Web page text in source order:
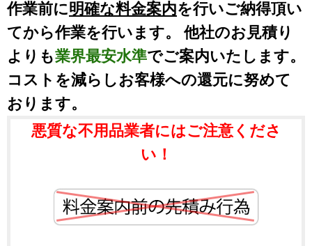
作業前に明確な料金案内を行いご納得頂い
てから作業を行います。 他社のお見積り
よりも業界最安水準でご案内いたします。
コストを減らしお客様への還元に努めて
おります。
悪質な不用品業者にはご注意くださ
い！